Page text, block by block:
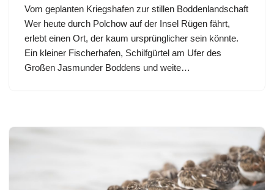
Vom geplanten Kriegshafen zur stillen Boddenlandschaft
Wer heute durch Polchow auf der Insel Rügen fährt,
erlebt einen Ort, der kaum ursprünglicher sein könnte.
Ein kleiner Fischerhafen, Schilfgürtel am Ufer des
Großen Jasmunder Boddens und weite…